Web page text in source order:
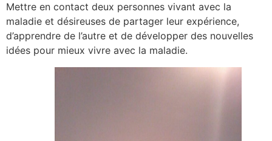
Mettre en contact deux personnes vivant avec la
maladie et désireuses de partager leur expérience,
d’apprendre de l’autre et de développer des nouvelles
idées pour mieux vivre avec la maladie.